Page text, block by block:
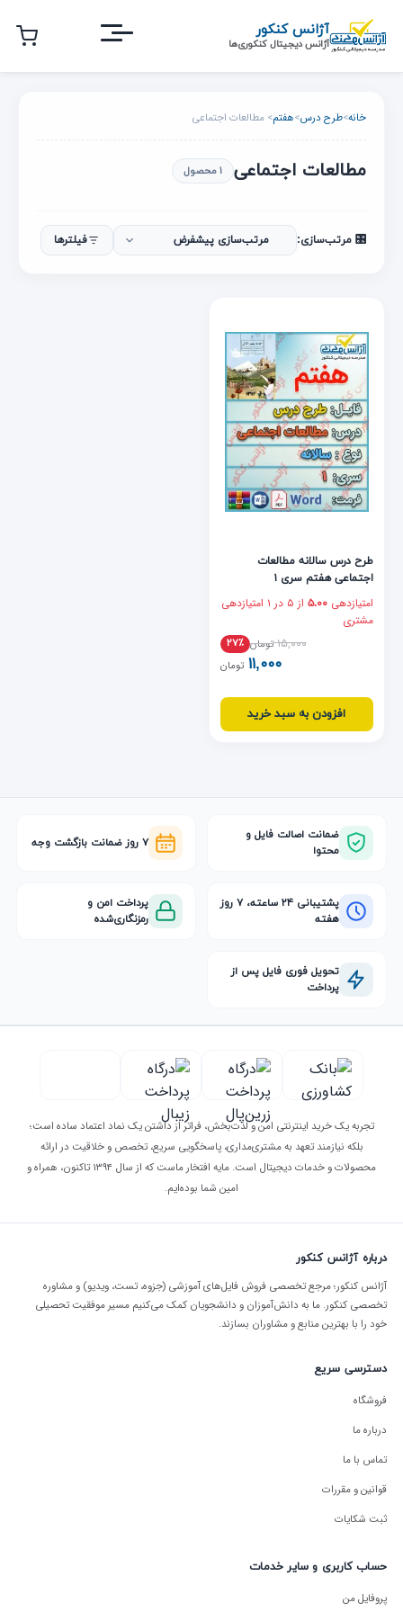
محتوای
اصلی
آژانس کنکور
آژانس دیجیتال کنکوری‌ها
خانه>طرح درس>هفتم> مطالعات اجتماعی
مطالعات اجتماعی ۱ محصول
🎛️ مرتب‌سازی: فیلترها
طرح درس سالانه مطالعات
اجتماعی هفتم سری ۱
امتیازدهی ۵.۰۰ از ۵ در ۱ امتیازدهی
مشتری
۱۵,۰۰۰ تومان ۲۷٪
۱۱,۰۰۰ تومان
افزودن به سبد خرید
ضمانت اصالت فایل و
محتوا
۷ روز ضمانت بازگشت وجه
پشتیبانی ۲۴ ساعته، ۷ روز
هفته
پرداخت امن و
رمزنگاری‌شده
تحویل فوری فایل پس از
پرداخت
تجربه یک خرید اینترنتی امن و لذت‌بخش، فراتر از داشتن یک نماد اعتماد ساده است؛
بلکه نیازمند تعهد به مشتری‌مداری، پاسخگویی سریع، تخصص و خلاقیت در ارائه
محصولات و خدمات دیجیتال است. مایه افتخار ماست که از سال ۱۳۹۴ تاکنون، همراه و
امین شما بوده‌ایم.
درباره آژانس کنکور
آژانس کنکور؛ مرجع تخصصی فروش فایل‌های آموزشی (جزوه، تست، ویدیو) و مشاوره
تخصصی کنکور. ما به دانش‌آموزان و دانشجویان کمک می‌کنیم مسیر موفقیت تحصیلی
خود را با بهترین منابع و مشاوران بسازند.
دسترسی سریع
فروشگاه
درباره ما
تماس با ما
قوانین و مقررات
ثبت شکایات
حساب کاربری و سایر خدمات
پروفایل من